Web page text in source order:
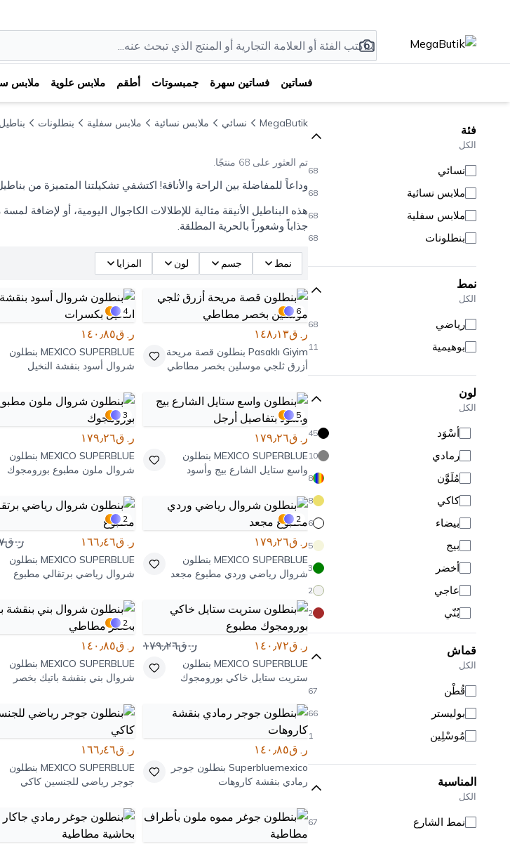
فساتين فساتين سهرة جمبسوتات أطقم ملابس علوية ملابس
فئة
الكل
نسائي 68
ملابس نسائية 68
ملابس سفلية 68
بنطلونات 68
نمط
الكل
رياضي 68
بوهيمية 11
لون
الكل
أَسْوَد 45
رمادي 10
مُلَوَّن 8
كاكي 8
بيضاء 6
بيج 5
أخضر 3
عاجي 2
بُنّي 2
كحلي 2
أحمر 2
فضي
1
قماش
الكل
قُطْن 67
بوليستر 66
مُوسْلِين 1
المناسبة
الكل
نمط الشارع 67
MegaButik نسائي ملابس نسائية ملابس سفلية بنطلونات
تم العثور على 68 منتجًا.
وداعاً للمفاضلة بين الراحة والأناقة! اكتشفي تشكيلتنا المتميزة من
هذه البناطيل الأنيقة مثالية للإطلالات الكاجوال اليومية، أو
جذاباً وشعوراً بالحرية المطلقة.
نمط جسم لون المزايا
6
ر. ق١٤٨٫١٣
Pasaklı Giyim بنطلون قصة مريحة
أزرق ثلجي موسلين بخصر مطاطي
4
ر. ق١٤٠٫٨٥
MEXICO SUPERBLUE بنطلون
شروال أسود بنقشة النخيل
5
ر. ق١٧٩٫٢٦
MEXICO SUPERBLUE بنطلون
واسع ستايل الشارع بيج وأسود
3
ر. ق١٧٩٫٢٦
MEXICO SUPERBLUE بنطلون
شروال ملون مطبوع بورومجوك
2
ر. ق١٧٩٫٢٦
MEXICO SUPERBLUE بنطلون
شروال رياضي وردي مطبوع مجعد
2
ر. ق١٦٦٫٤٦ ر. ق١٩٢٫٠٧
MEXICO SUPERBLUE بنطلون
شروال رياضي برتقالي مطبوع
ر. ق١٤٠٫٧٢ ر. ق١٧٩٫٢٦
MEXICO SUPERBLUE بنطلون
ستريت ستايل خاكي بورومجوك
2
ر. ق١٤٠٫٨٥
MEXICO SUPERBLUE بنطلون
شروال بني بنقشة باتيك بخصر
ر. ق١٤٠٫٨٥
Superbluemexico بنطلون جوجر
رمادي بنقشة كاروهات
ر. ق١٦٦٫٤٦
MEXICO SUPERBLUE بنطلون
جوجر رياضي للجنسين كاكي